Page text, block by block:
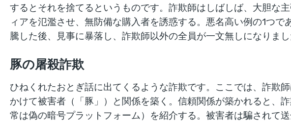
するとそれを捨てるというものです。詐欺師はしばしば、大胆な
ィアを氾濫させ、無防備な購入者を誘惑する。悪名高い例の1つで
騰した後、見事に暴落し、詐欺師以外の全員が一文無しになりまし
豚の屠殺詐欺
ひねくれたおとぎ話に出てくるような詐欺です。ここでは、詐欺
かけて被害者（「豚」）と関係を築く。信頼関係が築かれると、
常は偽の暗号プラットフォーム）を紹介する。被害者は騙されて